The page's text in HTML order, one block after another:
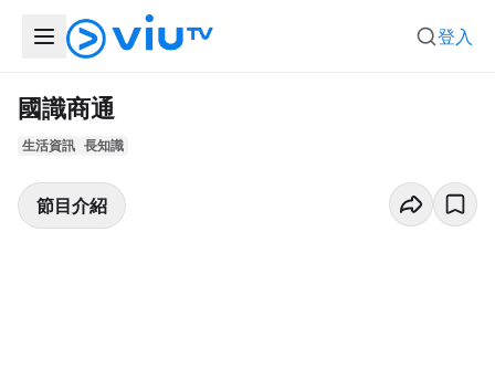
登入
國識商通
生活資訊 長知識
節目介紹